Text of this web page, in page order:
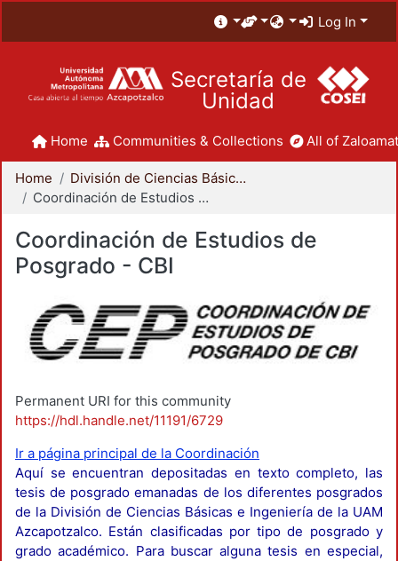
Log In
Secretaría de
Unidad
Home Communities & Collections All of
Home
División de Ciencias Básicas e Ingeniería
Coordinación de Estudios de Posgrado - CBI
Coordinación de Estudios de
Posgrado - CBI
Permanent URI for this community
https://hdl.handle.net/11191/6729
Ir a página principal de la Coordinación
Aquí se encuentran depositadas en texto completo, las
tesis de posgrado emanadas de los diferentes posgrados
de la División de Ciencias Básicas e Ingeniería de la UAM
Azcapotzalco. Están clasificadas por tipo de posgrado y
grado académico. Para buscar alguna tesis en especial,